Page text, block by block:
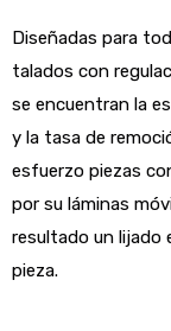
Diseñadas para
talados con
se encuentran la
y la tasa de
esfuerzo piezas
por su láminas
resultado un lijado
pieza.